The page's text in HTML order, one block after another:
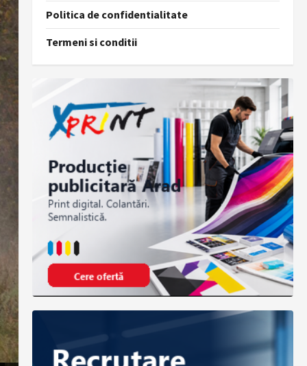
Politica de confidentialitate
Termeni si conditii